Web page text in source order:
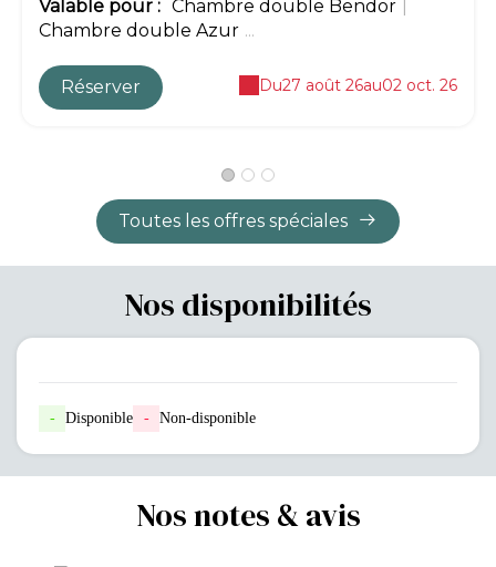
Valable pour : Chambre double Bendor
Chambre double Azur ...
Réserver Du27 août 26au02 oct. 26
Toutes les offres spéciales
Nos disponibilités
- Disponible - Non-disponible
Nos notes & avis